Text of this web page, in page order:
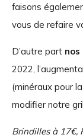
faisons
vous de refaire
D’autre part
2022,
(minéraux pour
modifier notre
Brindilles à 17€,